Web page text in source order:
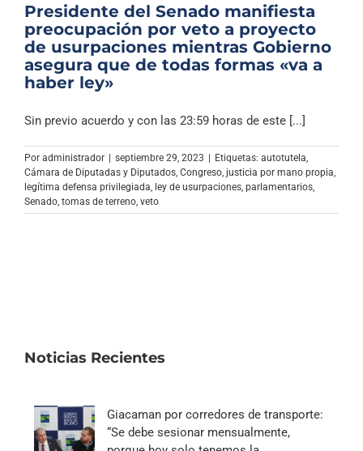
Presidente del Senado manifiesta
preocupación por veto a proyecto
de usurpaciones mientras Gobierno
asegura que de todas formas «va a
haber ley»
Sin previo acuerdo y con las 23:59 horas de este [...]
Por administrador | septiembre 29, 2023 | Etiquetas: autotutela
Cámara de Diputadas y Diputados Congreso justicia por mano propia
legítima defensa privilegiada ley de usurpaciones parlamentarios
Senado tomas de terreno veto
Noticias Recientes
Giacaman por corredores de transporte:
“Se debe sesionar mensualmente,